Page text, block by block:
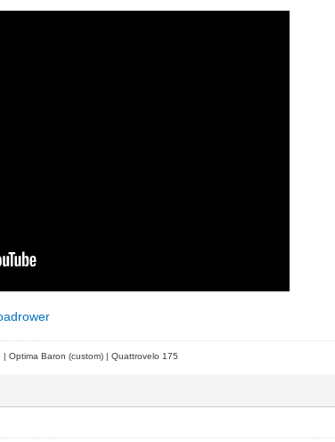
| Optima Baron (custom) | Quattrovelo 175